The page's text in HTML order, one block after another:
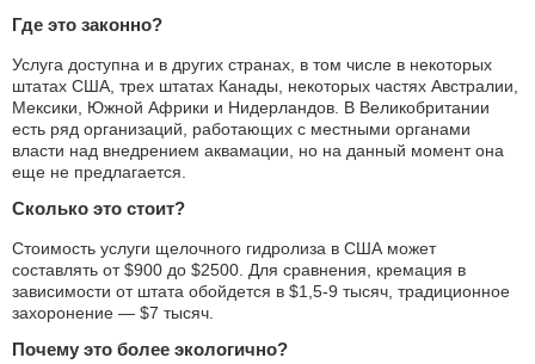
Где это законно?
Услуга доступна и в других странах, в том числе в некоторых
штатах США, трех штатах Канады, некоторых частях Австралии,
Мексики, Южной Африки и Нидерландов. В Великобритании
есть ряд организаций, работающих с местными органами
власти над внедрением аквамации, но на данный момент она
еще не предлагается.
Сколько это стоит?
Стоимость услуги щелочного гидролиза в США может
составлять от $900 до $2500. Для сравнения, кремация в
зависимости от штата обойдется в $1,5-9 тысяч, традиционное
захоронение — $7 тысяч.
Почему это более экологично?